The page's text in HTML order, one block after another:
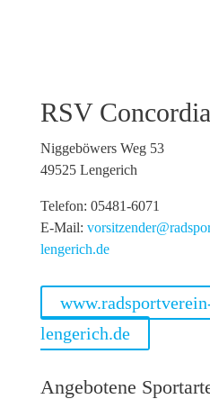
RSV
Niggeböwers Weg 53
49525 Lengerich
Telefon: 05481-6071
E-Mail:
lengerich.de
lengerich.de
Angebotene